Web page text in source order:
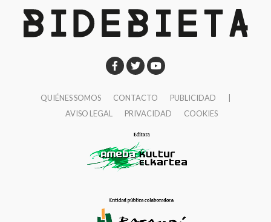
QUIÉNES SOMOS CONTACTO PUBLICIDAD
AVISO LEGAL
PRIVACIDAD COOKIES